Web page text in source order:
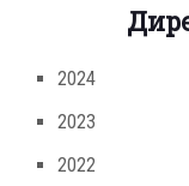
2024
2023
2022